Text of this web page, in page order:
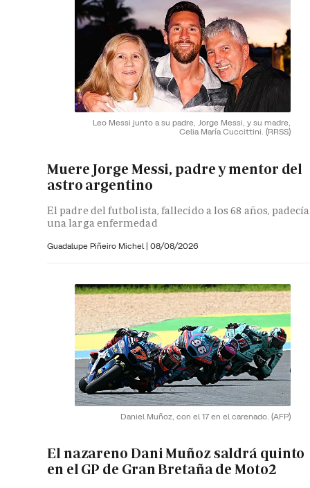
Leo Messi junto a su padre, Jorge Messi, y su madre,
Celia María Cuccittini. (RRSS)
Muere Jorge Messi, padre y mentor del
astro argentino
El padre del futbolista, fallecido a los 68 años, padecía
una larga enfermedad
Guadalupe Piñeiro Michel | 08/08/2026
Daniel Muñoz, con el 17 en el carenado. (AFP)
El nazareno Dani Muñoz saldrá quinto
en el GP de Gran Bretaña de Moto2